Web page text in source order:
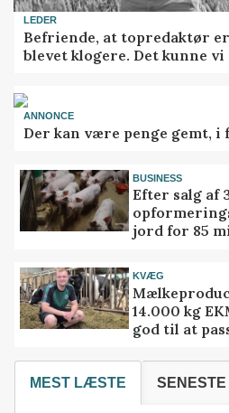
LEDER
Befriende, at topredaktør
blevet klogere. Det kunne
ANNONCE
Der kan være penge gemt,
BUSINESS
Efter salg af
jord for 85
KVÆG
14.000 kg
god til at
MEST LÆSTE SENESTE